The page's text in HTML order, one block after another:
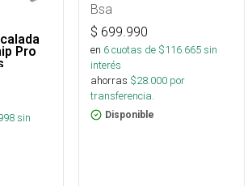
Pro
sin
Bsa
$ 699.990
en 6cuotas de $116.665sin
interés
ahorras $28.000 por
transferencia.
Disponible